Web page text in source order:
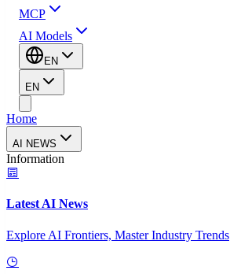
MCP
AI Models
EN
EN
Home
AI NEWS
Information
Latest AI News
Explore AI Frontiers, Master Industry Trends